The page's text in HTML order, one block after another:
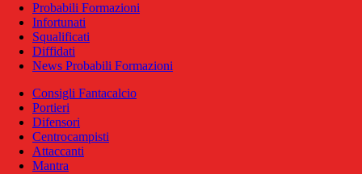
Probabili Formazioni
Infortunati
Squalificati
Diffidati
News Probabili Formazioni
Consigli Fantacalcio
Portieri
Difensori
Centrocampisti
Attaccanti
Mantra